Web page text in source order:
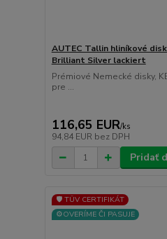
AUTEC Tallin hliníkové
Brilliant Silver lackiert
Prémiové Nemecké disky,
pre ...
116,65 EUR/ks
94,84 EUR bez DPH
Pridať
🛡️ TÜV CERTIFIKÁT
⚙️OVERÍME ČI PASUJE